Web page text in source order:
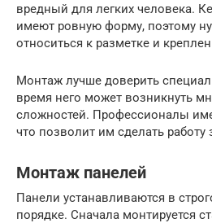
вредный для легких человека.
имеют ровную форму, поэтому
относиться к разметке и
Монтаж лучше доверить
время него может возникнуть
сложностей. Профессионалы
что позволит им сделать
Монтаж панелей
Панели устанавливаются в
порядке. Сначала монтируется